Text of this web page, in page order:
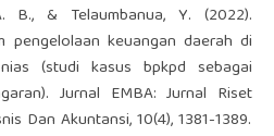
B., & Telaumbanua, Y. (2022).
pengelolaan keuangan daerah di
(studi kasus bpkpd sebagai
Jurnal EMBA: Jurnal Riset
Dan Akuntansi, 10(4), 1381-1389.